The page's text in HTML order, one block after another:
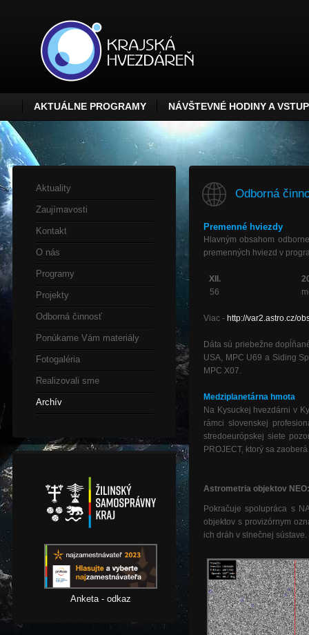
AKTUÁLNE PROGRAMY NÁVŠTEVNÉ HODINY A
Aktuality
Zaujímavosti
Kontakt
O nás
Programy
Projekty
Odborná činnosť
Ponúkame Vám materiály
Fotogaléria
Realizovali sme
Archív
Anketa - odkaz
Odborná
Premenné hviezdy
Hlavným obsahom
premenných hviezd v
XII.
56
Viac - http://var2.astro.cz/
Dáta sú priebežne
USA, MPC U69 a Siding
MPC X07.
Medziplanetárna hmota
Na Kysuckej hvezdárni v
rámci slovenskej
stredoeurópskej siete
PROJECT, ktorý sa
Astrometria objektov NEO:
Pokračuje spolupráca s
objektov s provizórnym
ich dráh v slnečnej sústave.